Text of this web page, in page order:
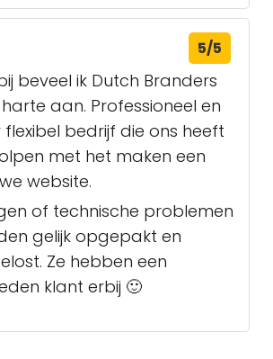
5/5
beveel ik Dutch Branders
aan. Professioneel en
flexibel bedrijf die ons heeft
met het maken een
website.
of technische problemen
gelijk opgepakt en
Ze hebben een
klant erbij 🙂